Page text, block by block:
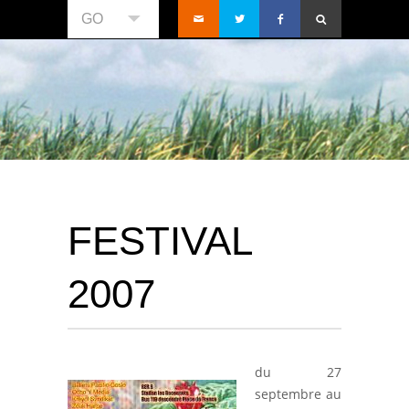
GO
FESTIVAL
2007
du 27
septembre au